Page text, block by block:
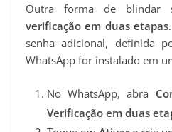
Outra forma de blindar
verificação em duas etapas
senha adicional, definida
WhatsApp for instalado em
No WhatsApp, abra
Verificação em duas